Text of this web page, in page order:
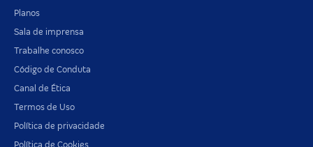
Planos
Sala de imprensa
Trabalhe conosco
Código de Conduta
Canal de Ética
Termos de Uso
Política de privacidade
Política de Cookies